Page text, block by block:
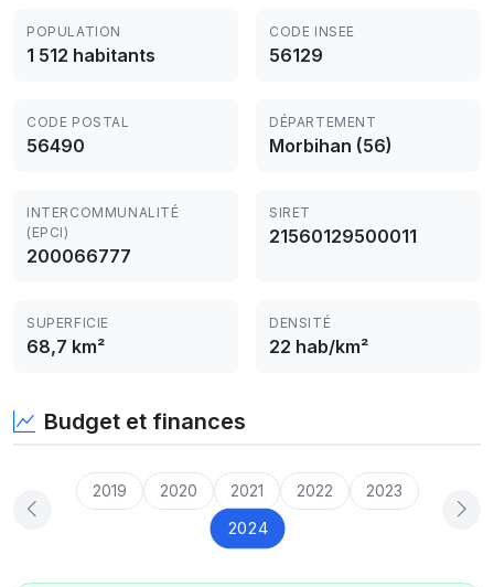
POPULATION
1 512 habitants
CODE INSEE
56129
CODE POSTAL
56490
DÉPARTEMENT
Morbihan (56)
INTERCOMMUNALITÉ
(EPCI)
200066777
SIRET
21560129500011
SUPERFICIE
68,7 km²
DENSITÉ
22 hab/km²
Budget et finances
2019 2020 2021 2022 2023
2024